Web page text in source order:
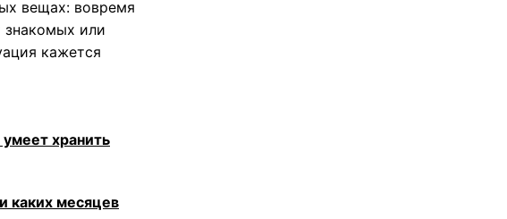
вещах: вовремя
знакомых или
кажется
хранить
каких месяцев